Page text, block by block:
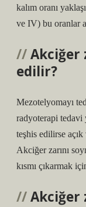
kalım oranı
ve IV) bu oranlar
Akciğer
edilir?
Mezotelyomayı
radyoterapi tedavi
teşhis edilirse
Akciğer zarını
kısmı çıkarmak
Akciğer